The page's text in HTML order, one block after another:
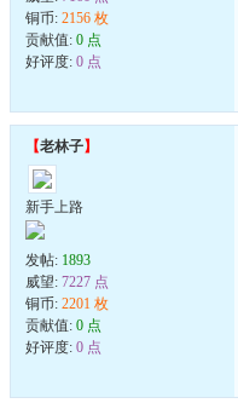
铜币: 2156 枚
贡献值: 0 点
好评度: 0 点
【老林子】
新手上路
发帖: 1893
威望: 7227 点
铜币: 2201 枚
贡献值: 0 点
好评度: 0 点